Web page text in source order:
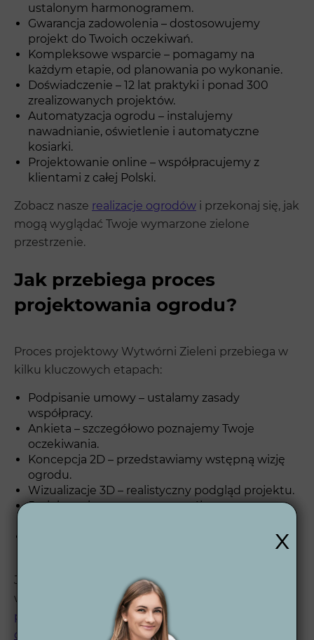
ustalonym harmonogramem.
Gwarancja zadowolenia – dostosowujemy
projekt do Twoich oczekiwań.
Kompleksowe wsparcie – pomagamy na
każdym etapie, od planowania po wykonanie.
Doświadczenie – 12 lat praktyki i ponad 300
zrealizowanych projektów.
Automatyzacja ogrodu – instalujemy
nawadnianie, oświetlenie i automatyczne
kosiarki.
Projektowanie online – współpracujemy z
klientami z całej Polski.
Zobacz nasze realizacje ogrodów i przekonaj się, jak
mogą wyglądać Twoje wymarzone zielone
przestrzenie.
Jak przebiega proces
projektowania ogrodu?
Proces projektowy Wytwórni Zieleni przebiega w
kilku kluczowych etapach:
Podpisanie umowy – ustalamy zasady
współpracy.
Ankieta – szczegółowo poznajemy Twoje
oczekiwania.
Koncepcja 2D – przedstawiamy wstępną wizję
ogrodu.
Wizualizacje 3D – realistyczny podgląd projektu.
Projekt wykonawczy – szczegółowa
dyspozycji, kiedy tylko potrzebujesz pomocy.
Jeśli chcesz zobaczyć, jak wygląda nasza
współpraca krok po kroku, zajrzyj do opisu
projektowego
orazkompleksowego projektu
ogrodu
x